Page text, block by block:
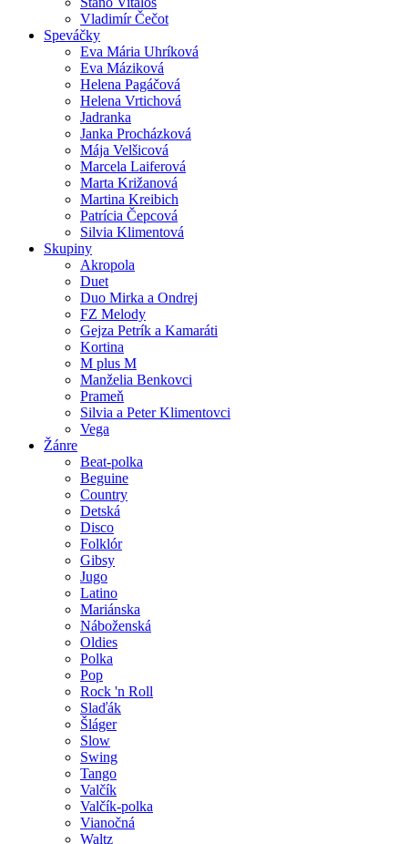
Vladimír Čečot
Speváčky
Eva Mária Uhríková
Eva Máziková
Helena Pagáčová
Helena Vrtichová
Jadranka
Janka Procházková
Mája Velšicová
Marcela Laiferová
Marta Križanová
Martina Kreibich
Patrícia Čepcová
Silvia Klimentová
Skupiny
Akropola
Duet
Duo Mirka a Ondrej
FZ Melody
Gejza Petrík a Kamaráti
Kortina
M plus M
Manželia Benkovci
Prameň
Silvia a Peter Klimentovci
Vega
Žánre
Beat-polka
Beguine
Country
Detská
Disco
Folklór
Gibsy
Jugo
Latino
Mariánska
Náboženská
Oldies
Polka
Pop
Rock 'n Roll
Slaďák
Šláger
Slow
Swing
Tango
Valčík
Valčík-polka
Vianočná
Waltz